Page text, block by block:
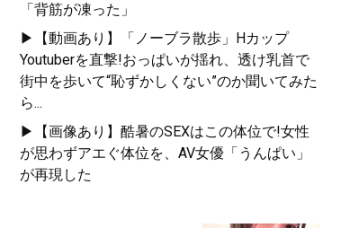
「背筋が凍った」
▶【動画あり】「ノーブラ散歩」Hカップ
Youtuberを直撃!おっぱいが揺れ、透け乳首で
街中を歩いて“恥ずかしくない”のか聞いてみた
ら...
▶【画像あり】酷暑のSEXはこの体位で!女性
が思わずアエぐ体位を、AV女優「うんぱい」
が再現した